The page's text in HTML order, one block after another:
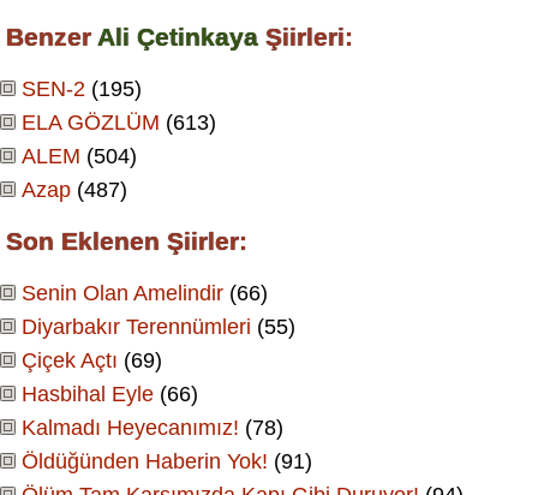
Benzer Ali Çetinkaya Şiirleri:
SEN-2 (195)
ELA GÖZLÜM (613)
ALEM (504)
Azap (487)
Son Eklenen Şiirler:
Senin Olan Amelindir (66)
Diyarbakır Terennümleri (55)
Çiçek Açtı (69)
Hasbihal Eyle (66)
Kalmadı Heyecanımız! (78)
Öldüğünden Haberin Yok! (91)